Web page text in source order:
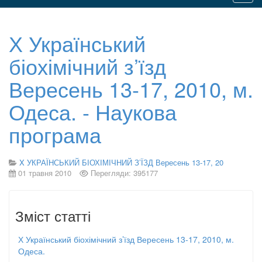
Х Український
біохімічний з’їзд
Вересень 13-17, 2010, м.
Одеса. - Наукова
програма
X УКРАЇНСЬКИЙ БІОХІМІЧНИЙ З’ЇЗД Вересень 13-17, 20
01 травня 2010
Перегляди: 395177
Зміст статті
Х Український біохімічний з’їзд Вересень 13-17, 2010, м.
Одеса.